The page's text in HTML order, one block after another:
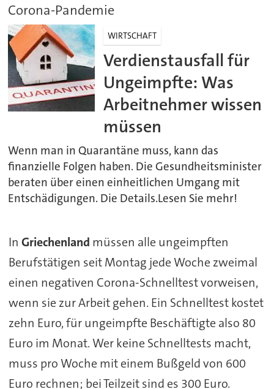
Corona-Pandemie
WIRTSCHAFT
Verdienstausfall für
Ungeimpfte: Was
Arbeitnehmer wissen
müssen
Wenn man in Quarantäne muss, kann das
finanzielle Folgen haben. Die Gesundheitsminister
beraten über einen einheitlichen Umgang mit
Entschädigungen. Die Details.Lesen Sie mehr!
In Griechenland müssen alle ungeimpften
Berufstätigen seit Montag jede Woche zweimal
einen negativen Corona-Schnelltest vorweisen,
wenn sie zur Arbeit gehen. Ein Schnelltest kostet
zehn Euro, für ungeimpfte Beschäftigte also 80
Euro im Monat. Wer keine Schnelltests macht,
muss pro Woche mit einem Bußgeld von 600
Euro rechnen; bei Teilzeit sind es 300 Euro.